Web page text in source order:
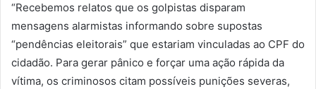
“Recebemos relatos que os golpistas disparam
mensagens alarmistas informando sobre supostas
“pendências eleitorais” que estariam vinculadas ao CPF do
cidadão. Para gerar pânico e forçar uma ação rápida da
vítima, os criminosos citam possíveis punições severas,